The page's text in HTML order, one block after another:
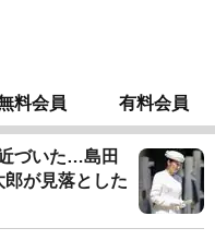
料会員 有料会員
づいた…島田
が見落とした